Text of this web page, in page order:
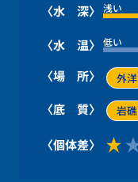
〈水 深〉 浅い
〈水 温〉 低い
〈場 所〉 外洋
〈底 質〉 岩礁
〈個体差〉